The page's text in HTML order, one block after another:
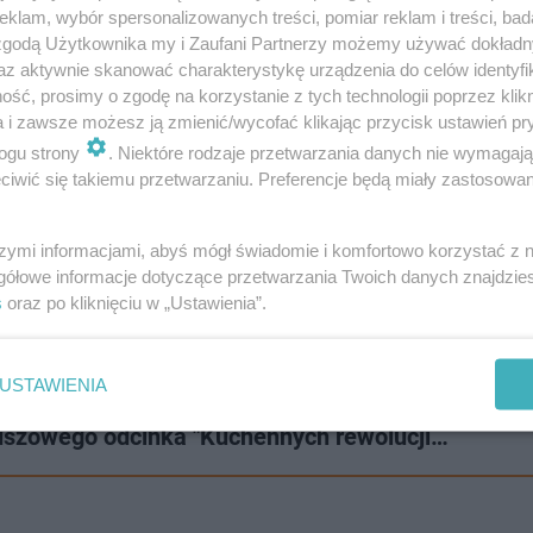
swobodnie po lokalu, a zapach i stan kuchni
z zaopatrzeniem sprawiały, że restauracja
produktów. Zdarzało się nawet, że w lokalu
na czas.
odcinka "Kuchennych rewolucji…
wybór spersonalizowanych treści, pomiar reklam i treści,
Użytkownika my i Zaufani Partnerzy możemy używać
aktywnie skanować charakterystykę urządzenia do celów
prosimy o zgodę na korzystanie z tych technologii poprzez
i zawsze możesz ją zmienić/wycofać klikając przycisk ustawień
strony
. Niektóre rodzaje przetwarzania danych nie
się takiemu przetwarzaniu. Preferencje będą miały
informacjami, abyś mógł świadomie i komfortowo korzystać z
informacje dotyczące przetwarzania Twoich danych
oraz po kliknięciu w „Ustawienia”.
USTAWIENIA